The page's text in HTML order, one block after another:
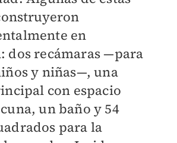
en
dos recámaras —para
y niñas—, una
con espacio
un baño y 54
para la